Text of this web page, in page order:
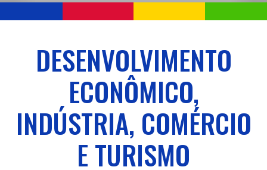
DESENVOLVIMENTO
ECONÔMICO,
INDÚSTRIA, COMÉRCIO
E TURISMO